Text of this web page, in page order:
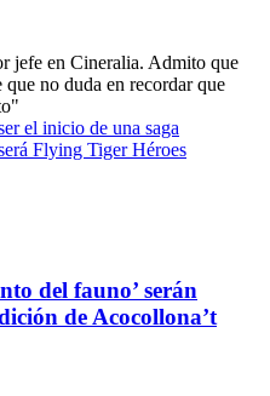
jefe en Cineralia. Admito que
no duda en recordar que
el inicio de una saga
Flying Tiger Héroes
del fauno’ serán
de Acocollona’t